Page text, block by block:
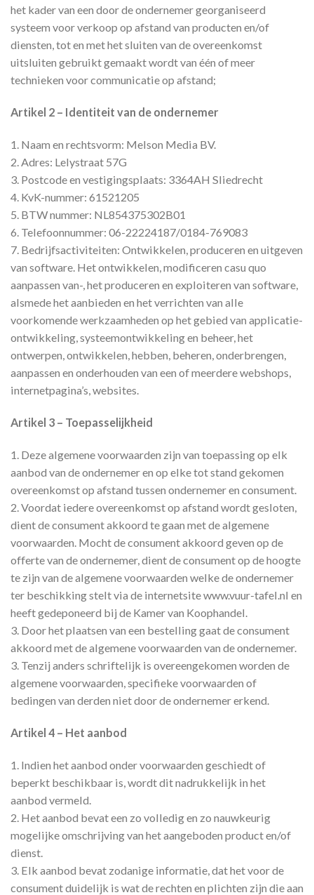
het kader van een door de ondernemer georganiseerd
systeem voor verkoop op afstand van producten en/of
diensten, tot en met het sluiten van de overeenkomst
uitsluiten gebruikt gemaakt wordt van één of meer
technieken voor communicatie op afstand;
Artikel 2 – Identiteit van de ondernemer
1. Naam en rechtsvorm: Melson Media BV.
2. Adres: Lelystraat 57G
3. Postcode en vestigingsplaats: 3364AH Sliedrecht
4. KvK-nummer: 61521205
5. BTW nummer: NL854375302B01
6. Telefoonnummer: 06-22224187/0184-769083
7. Bedrijfsactiviteiten: Ontwikkelen, produceren en uitgeven
van software. Het ontwikkelen, modificeren casu quo
aanpassen van-, het produceren en exploiteren van software,
alsmede het aanbieden en het verrichten van alle
voorkomende werkzaamheden op het gebied van applicatie-
ontwikkeling, systeemontwikkeling en beheer, het
ontwerpen, ontwikkelen, hebben, beheren, onderbrengen,
aanpassen en onderhouden van een of meerdere webshops,
internetpagina’s, websites.
Artikel 3 – Toepasselijkheid
1. Deze algemene voorwaarden zijn van toepassing op elk
aanbod van de ondernemer en op elke tot stand gekomen
overeenkomst op afstand tussen ondernemer en consument.
2. Voordat iedere overeenkomst op afstand wordt gesloten,
dient de consument akkoord te gaan met de algemene
voorwaarden. Mocht de consument akkoord geven op de
offerte van de ondernemer, dient de consument op de hoogte
te zijn van de algemene voorwaarden welke de ondernemer
ter beschikking stelt via de internetsite www.vuur-tafel.nl en
heeft gedeponeerd bij de Kamer van Koophandel.
3. Door het plaatsen van een bestelling gaat de consument
akkoord met de algemene voorwaarden van de ondernemer.
3. Tenzij anders schriftelijk is overeengekomen worden de
algemene voorwaarden, specifieke voorwaarden of
bedingen van derden niet door de ondernemer erkend.
Artikel 4 – Het aanbod
1. Indien het aanbod onder voorwaarden geschiedt of
beperkt beschikbaar is, wordt dit nadrukkelijk in het
aanbod vermeld.
2. Het aanbod bevat een zo volledig en zo nauwkeurig
mogelijke omschrijving van het aangeboden product en/of
dienst.
3. Elk aanbod bevat zodanige informatie, dat het voor de
consument duidelijk is wat de rechten en plichten zijn die aan